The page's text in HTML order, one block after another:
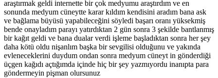
araştırmak geldi internette bir çok medyumu araştırdım ve en
sonunda medyum cüneytte karar kıldım kendisini aradım bana ask
ve bağlama büyüsü yapabileceğini söyledi başarı oranı yüksekmiş
bende onayladım parayı yatırdıktan 2 gün sonra 3 şekilde bantlanmış
bir kağıt geldi ve bana dualar verdi işleme başladıktan sonra her şey
daha kötü oldu nişanlım başka bir sevgilisi olduğunu ve yakında
evleneceklerini duydum ondan sonra medyum cüneyt in gönderdiği
üçgen kağıdı açtığımda içinde hiç bir şey yazmıyordu inanıpta para
göndermeyin pişman olursunuz